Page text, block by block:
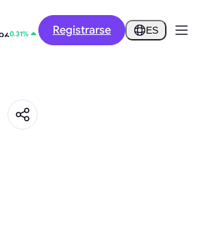
Registrarse ES